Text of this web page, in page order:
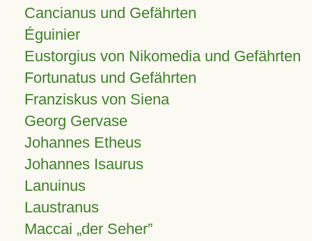
Cancianus und Gefährten
Éguinier
Eustorgius von Nikomedia und Gefährten
Fortunatus und Gefährten
Franziskus von Siena
Georg Gervase
Johannes Etheus
Johannes Isaurus
Lanuinus
Laustranus
Maccai „der Seher”